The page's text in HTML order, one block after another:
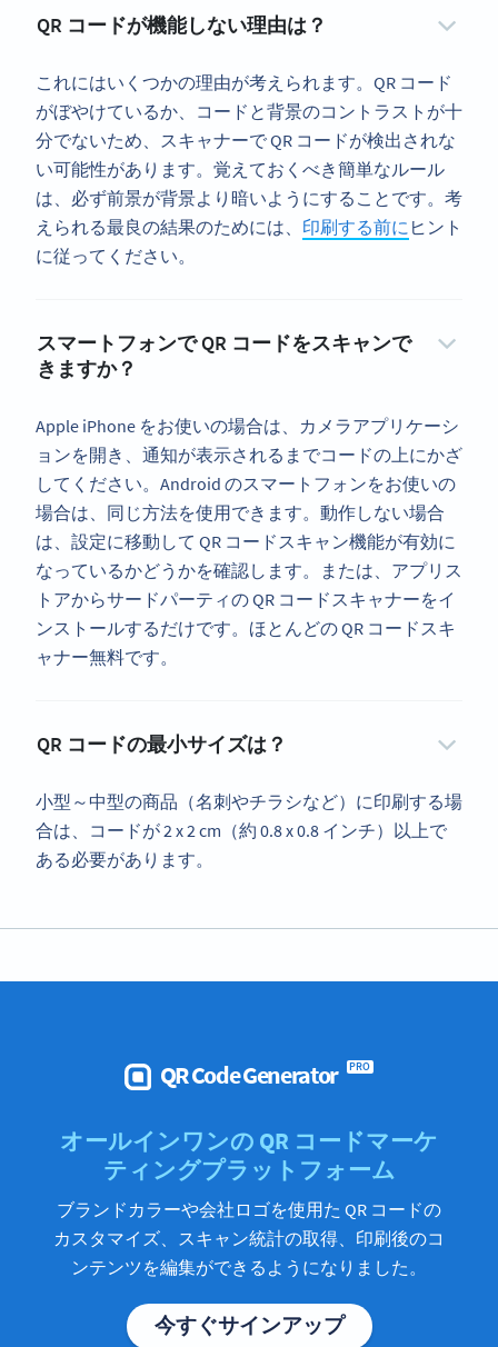
QR コードが機能しない理由は？
これにはいくつかの理由が考えられます。QR コード
がぼやけているか、コードと背景のコントラストが十
分でないため、スキャナーで QR コードが検出されな
い可能性があります。覚えておくべき簡単なルール
は、必ず前景が背景より暗いようにすることです。考
えられる最良の結果のためには、 印刷する前に ヒント
に従ってください。
スマートフォンで QR コードをスキャンで
きますか？
Apple iPhone をお使いの場合は、カメラアプリケーシ
ョンを開き、通知が表示されるまでコードの上にかざ
してください。Android のスマートフォンをお使いの
場合は、同じ方法を使用できます。動作しない場合
は、設定に移動して QR コードスキャン機能が有効に
なっているかどうかを確認します。または、アプリス
トアからサードパーティの QR コードスキャナーをイ
ンストールするだけです。ほとんどの QR コードスキ
ャナー無料です。
QR コードの最小サイズは？
小型～中型の商品（名刺やチラシなど）に印刷する場
合は、コードが 2 x 2 cm（約 0.8 x 0.8 インチ）以上で
ある必要があります。
QR Code Generator PRO
オールインワンの QR コードマーケ
ティングプラットフォーム
ブランドカラーや会社ロゴを使用た QR コードの
カスタマイズ、スキャン統計の取得、印刷後のコ
ンテンツを編集ができるようになりました。
今すぐサインアップ